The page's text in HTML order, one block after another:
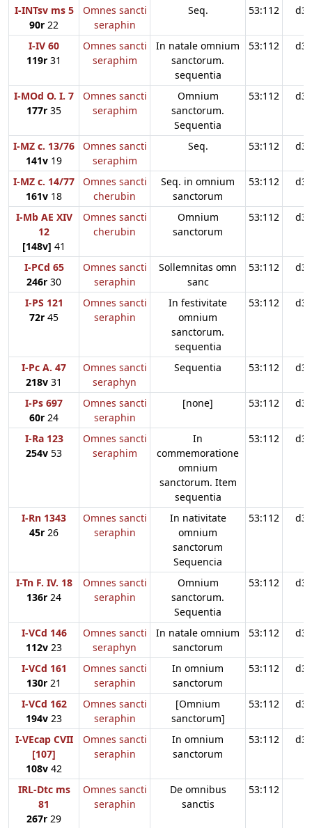
I-INTsv ms 5
90r 22
Omnes sancti
seraphin
Seq. 53:112 d34
I-IV 60
119r 31
Omnes sancti
seraphim
In natale omnium
sanctorum.
sequentia
53:112 d34
I-MOd O. I. 7
177r 35
Omnes sancti
seraphim
Omnium
sanctorum.
Sequentia
53:112 d34
I-MZ c. 13/76
141v 19
Omnes sancti
seraphim
Seq. 53:112 d34
I-MZ c. 14/77
161v 18
Omnes sancti
cherubin
Seq. in omnium
sanctorum
53:112 d34
I-Mb AE XIV
12
[148v] 41
Omnes sancti
cherubin
Omnium
sanctorum
53:112 d34
I-PCd 65
246r 30
Omnes sancti
seraphin
Sollemnitas omn
sanc
53:112 d34
I-PS 121
72r 45
Omnes sancti
seraphin
In festivitate
omnium
sanctorum.
sequentia
53:112 d34
I-Pc A. 47
218v 31
Omnes sancti
seraphyn
Sequentia 53:112 d34
I-Ps 697
60r 24
Omnes sancti
seraphin
[none] 53:112 d34
I-Ra 123
254v 53
Omnes sancti
seraphim
In
commemoratione
omnium
sanctorum. Item
sequentia
53:112 d34
I-Rn 1343
45r 26
Omnes sancti
seraphin
In nativitate
omnium
sanctorum
Sequencia
53:112 d34
I-Tn F. IV. 18
136r 24
Omnes sancti
seraphin
Omnium
sanctorum.
Sequentia
53:112 d34
I-VCd 146
112v 23
Omnes sancti
seraphyn
In natale omnium
sanctorum
53:112 d34
I-VCd 161
130r 21
Omnes sancti
seraphin
In omnium
sanctorum
53:112 d34
I-VCd 162
194v 23
Omnes sancti
seraphin
[Omnium
sanctorum]
53:112 d34
I-VEcap CVII
[107]
108v 42
Omnes sancti
seraphin
In omnium
sanctorum
53:112 d34
IRL-Dtc ms
81
267r 29
Omnes sancti
seraphin
De omnibus
sanctis
53:112